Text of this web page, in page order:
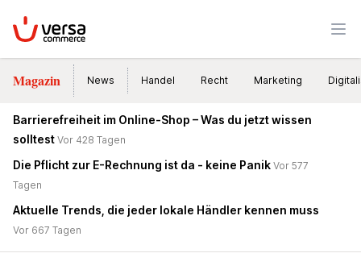
VersaCommerce
Magazin News Handel Recht Marketing
Barrierefreiheit im Online-Shop – Was du jetzt wissen
solltest Vor 428 Tagen
Die Pflicht zur E-Rechnung ist da - keine Panik Vor 577
Tagen
Aktuelle Trends, die jeder lokale Händler kennen muss
Vor 667 Tagen